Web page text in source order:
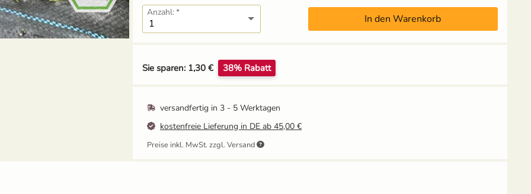
Schnur
Deckel (Kunststoff)
4,49 €UVP
Buche
3,95 € UVP
Ballbrause - 250ml
12,95 € 14,95 €
Anzahl:
In den Warenkorb
Sie sparen: 1,30 € 38% Rabatt
versandfertig in3 - 5 Werktagen
kostenfreie Lieferung in DE ab 45,00 €
Preise inkl. MwSt. zzgl. Versand